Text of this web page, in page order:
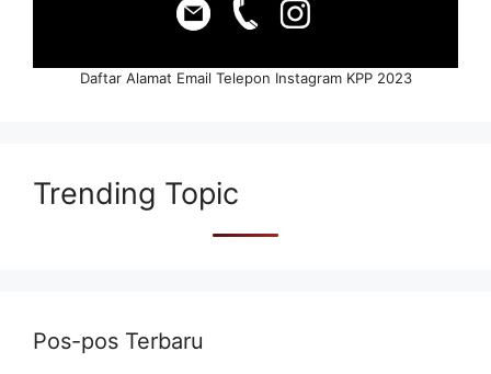
Daftar Alamat Email Telepon Instagram KPP 2023
Trending Topic
Pos-pos Terbaru